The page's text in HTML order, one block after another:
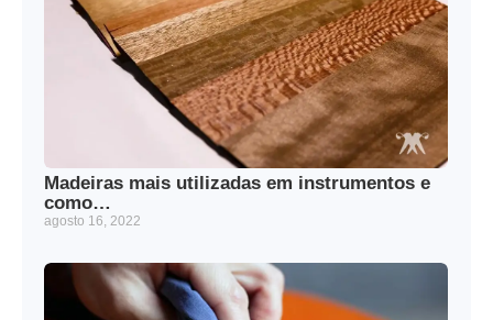
Madeiras mais utilizadas em instrumentos e
como…
agosto 16, 2022